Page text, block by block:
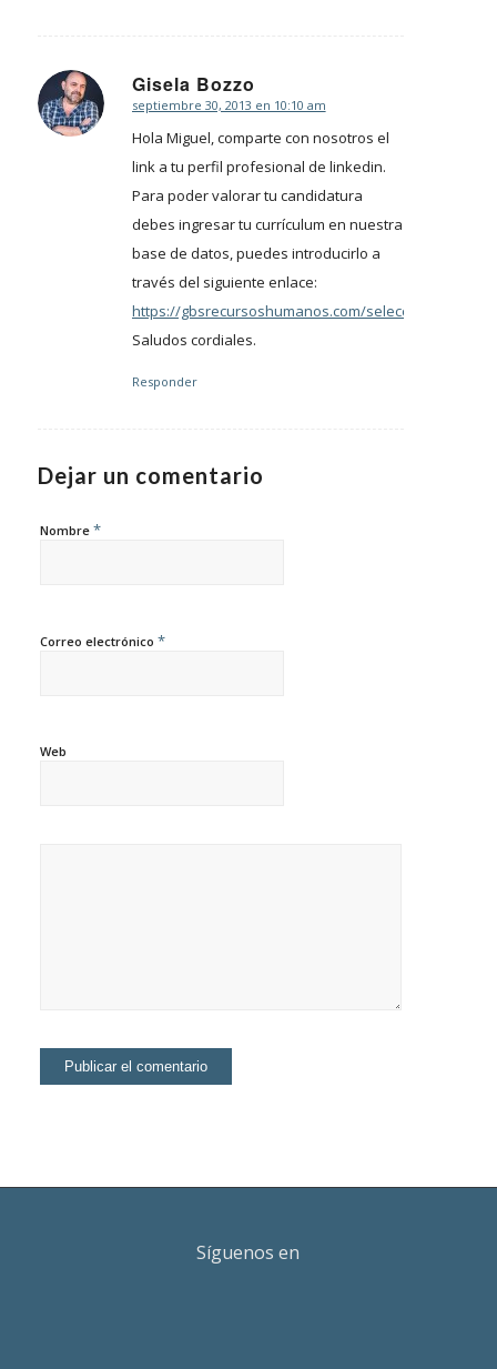
Gisela Bozzo
Dice:
septiembre 30, 2013 en 10:10 am
Hola Miguel, comparte con nosotros el
link a tu perfil profesional de linkedin.
Para poder valorar tu candidatura
debes ingresar tu currículum en nuestra
base de datos, puedes introducirlo a
través del siguiente enlace:
https://gbsrecursoshumanos.com/
Saludos cordiales.
Responder
Dejar un comentario
Nombre *
Correo electrónico *
Web
Síguenos en